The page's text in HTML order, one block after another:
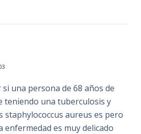
una persona de 68 años de
teniendo una tuberculosis y
staphylococcus aureus es pero
enfermedad es muy delicado